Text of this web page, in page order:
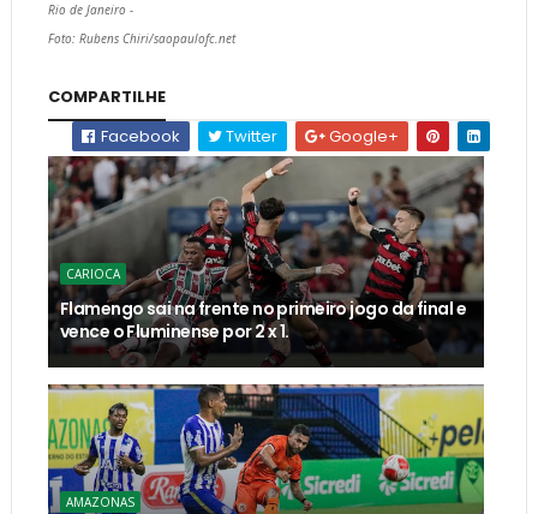
Rio de Janeiro -
Foto: Rubens Chiri/saopaulofc.net
COMPARTILHE
Facebook
Twitter Google+
CARIOCA
Flamengo sai na frente no primeiro jogo da final e
vence o Fluminense por 2 x 1.
AMAZONAS